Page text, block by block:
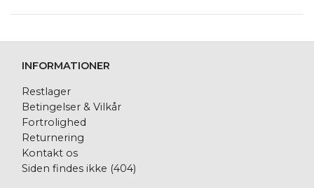
INFORMATIONER
Restlager
Betingelser & Vilkår
Fortrolighed
Returnering
Kontakt os
Siden findes ikke (404)